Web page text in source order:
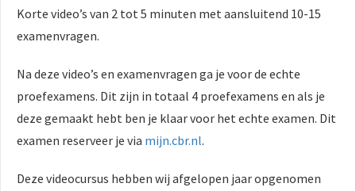
Korte video’s van 2 tot 5 minuten met aansluitend 10-15
examenvragen.
Na deze video’s en examenvragen ga je voor de echte
proefexamens. Dit zijn in totaal 4 proefexamens en als je
deze gemaakt hebt ben je klaar voor het echte examen. Dit
examen reserveer je via mijn.cbr.nl.
Deze videocursus hebben wij afgelopen jaar opgenomen